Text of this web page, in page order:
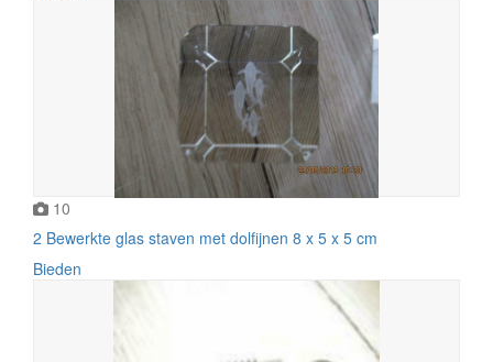
10
2 Bewerkte glas staven met dolfijnen 8 x 5 x 5 cm
Bieden